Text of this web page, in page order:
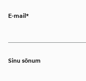
E-mail
Sinu sõnum